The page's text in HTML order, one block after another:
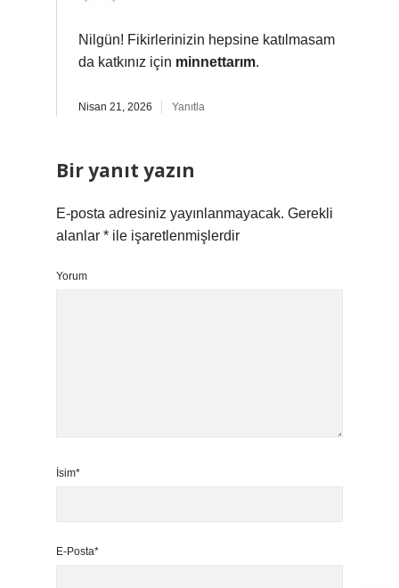
Nilgün! Fikirlerinizin hepsine katılmasam
da katkınız için minnettarım.
Nisan 21, 2026 Yanıtla
Bir yanıt yazın
E-posta adresiniz yayınlanmayacak. Gerekli
alanlar * ile işaretlenmişlerdir
Yorum
İsim*
E-Posta*